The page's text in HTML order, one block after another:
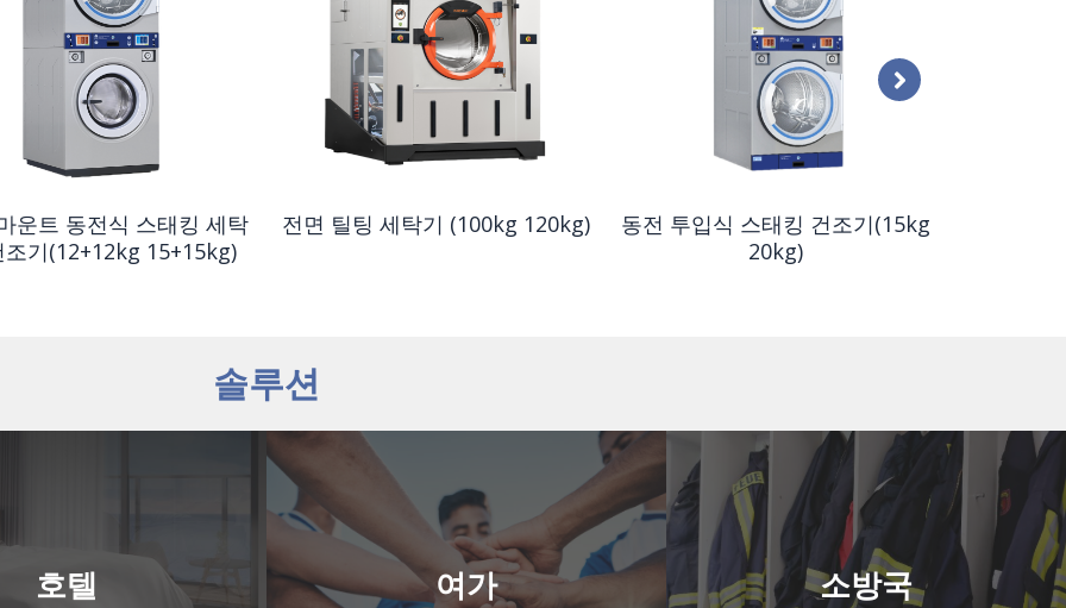
운트 동전식 스태킹 세탁
조기(12+12kg 15+15kg)
전면 틸팅 세탁기 (100kg 120kg)
동전 투입식 스태킹 건조기(15kg
20kg)
솔루션
호텔
합한 효율적인 기계로, 호텔
뢰할 수 있는 성능으로 깨끗
여가
여가
체육관, 리조트, 레크리에이션 시설에서 수
건과 유니폼을 취급하는 빠르고 효과적인
소방국
소방국
이 기계는 철저한 세척을 위해 설계되었으
며, 수요가 많은 환경에서 소방관이 사용하